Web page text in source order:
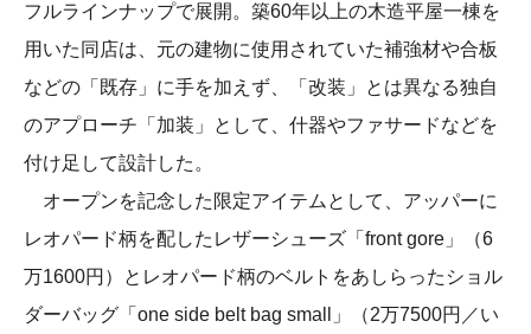
フルラインナップで展開。築60年以上の木造平屋一棟を
用いた同店は、元の建物に使用されていた補強材や合板
などの「既存」に手を加えず、「改装」とは異なる独自
のアプローチ「加装」として、什器やファサードなどを
付け足して設計した。
オープンを記念した限定アイテムとして、アッパーに
レオパード柄を配したレザーシューズ「front gore」（6
万1600円）とレオパード柄のベルトをあしらったショル
ダーバッグ「one side belt bag small」（2万7500円／い